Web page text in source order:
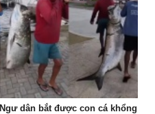
Ngư dân bắt được con cá khổng